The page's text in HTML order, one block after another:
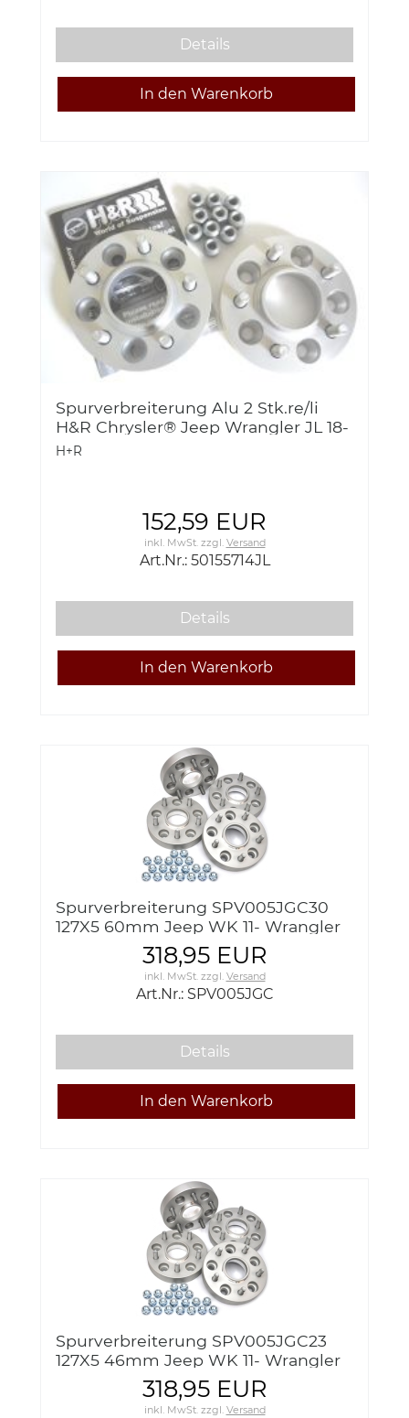
Details
Spurverbreiterung Alu 2 Stk.re/li
H&R Chrysler® Jeep Wrangler JL 18-
Jeep Grand Cherokee WK 2011-
H+R
152,59 EUR
inkl. MwSt. zzgl. Versand
Art.Nr.: 50155714JL
Details
Spurverbreiterung SPV005JGC30
127X5 60mm Jeep WK 11- Wrangler
318,95 EUR
inkl. MwSt. zzgl. Versand
Art.Nr.: SPV005JGC
Details
Spurverbreiterung SPV005JGC23
127X5 46mm Jeep WK 11- Wrangler
318,95 EUR
inkl. MwSt. zzgl. Versand